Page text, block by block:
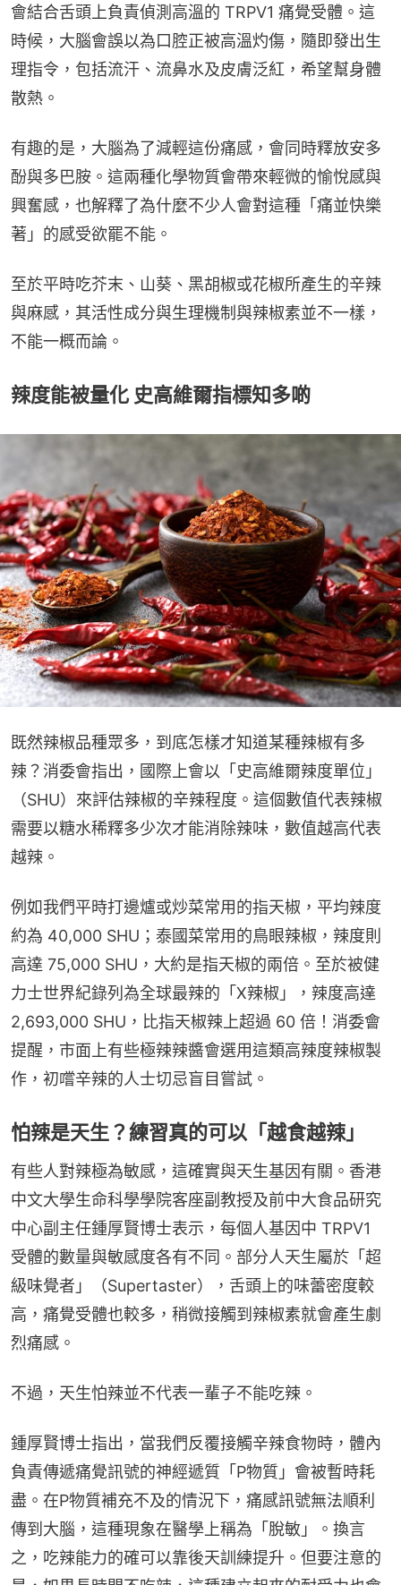
會結合舌頭上負責偵測高溫的 TRPV1 痛覺受體。這
時候，大腦會誤以為口腔正被高溫灼傷，隨即發出生
理指令，包括流汗、流鼻水及皮膚泛紅，希望幫身體
散熱。
有趣的是，大腦為了減輕這份痛感，會同時釋放安多
酚與多巴胺。這兩種化學物質會帶來輕微的愉悅感與
興奮感，也解釋了為什麼不少人會對這種「痛並快樂
著」的感受欲罷不能。
至於平時吃芥末、山葵、黑胡椒或花椒所產生的辛辣
與麻感，其活性成分與生理機制與辣椒素並不一樣，
不能一概而論。
辣度能被量化 史高維爾指標知多啲
既然辣椒品種眾多，到底怎樣才知道某種辣椒有多
辣？消委會指出，國際上會以「史高維爾辣度單位」
（SHU）來評估辣椒的辛辣程度。這個數值代表辣椒
需要以糖水稀釋多少次才能消除辣味，數值越高代表
越辣。
例如我們平時打邊爐或炒菜常用的指天椒，平均辣度
約為 40,000 SHU；泰國菜常用的鳥眼辣椒，辣度則
高達 75,000 SHU，大約是指天椒的兩倍。至於被健
力士世界紀錄列為全球最辣的「X辣椒」，辣度高達
2,693,000 SHU，比指天椒辣上超過 60 倍！消委會
提醒，市面上有些極辣辣醬會選用這類高辣度辣椒製
作，初嚐辛辣的人士切忌盲目嘗試。
怕辣是天生？練習真的可以「越食越辣」
有些人對辣極為敏感，這確實與天生基因有關。香港
中文大學生命科學學院客座副教授及前中大食品研究
中心副主任鍾厚賢博士表示，每個人基因中 TRPV1
受體的數量與敏感度各有不同。部分人天生屬於「超
級味覺者」（Supertaster），舌頭上的味蕾密度較
高，痛覺受體也較多，稍微接觸到辣椒素就會產生劇
烈痛感。
不過，天生怕辣並不代表一輩子不能吃辣。
鍾厚賢博士指出，當我們反覆接觸辛辣食物時，體內
負責傳遞痛覺訊號的神經遞質「P物質」會被暫時耗
盡。在P物質補充不及的情況下，痛感訊號無法順利
傳到大腦，這種現象在醫學上稱為「脫敏」。換言
之，吃辣能力的確可以靠後天訓練提升。但要注意的